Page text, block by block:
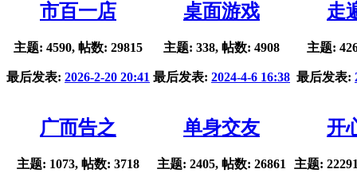
市百一店
主题: 4590, 帖数: 29815
最后发表: 2026-2-20 20:41
桌面游戏
主题: 338, 帖数: 4908
最后发表: 2024-4-6 16:38
走
主题:
最后发表:
广而告之
主题: 1073, 帖数: 3718
单身交友
主题: 2405, 帖数: 26861
开
主题: